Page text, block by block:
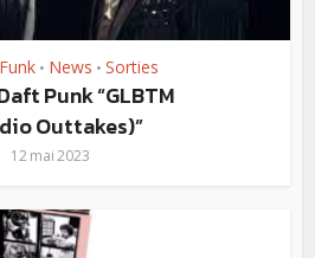
Funk • News • Sorties
Punk “GLBTM
Outtakes)”
12 mai 2023